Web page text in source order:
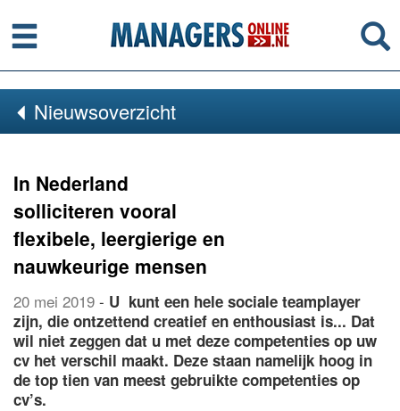
Menu
Nieuwsoverzicht
In Nederland
solliciteren vooral
flexibele, leergierige en
nauwkeurige mensen
20 mei 2019 - U kunt een hele sociale teamplayer
zijn, die ontzettend creatief en enthousiast is... Dat
wil niet zeggen dat u met deze competenties op uw
cv het verschil maakt. Deze staan namelijk hoog in
de top tien van meest gebruikte competenties op
cv’s.